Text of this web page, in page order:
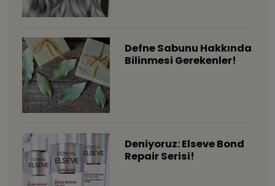
Defne Sabunu Hakkında
Bilinmesi Gerekenler!
Deniyoruz: Elseve Bond
Repair Serisi!